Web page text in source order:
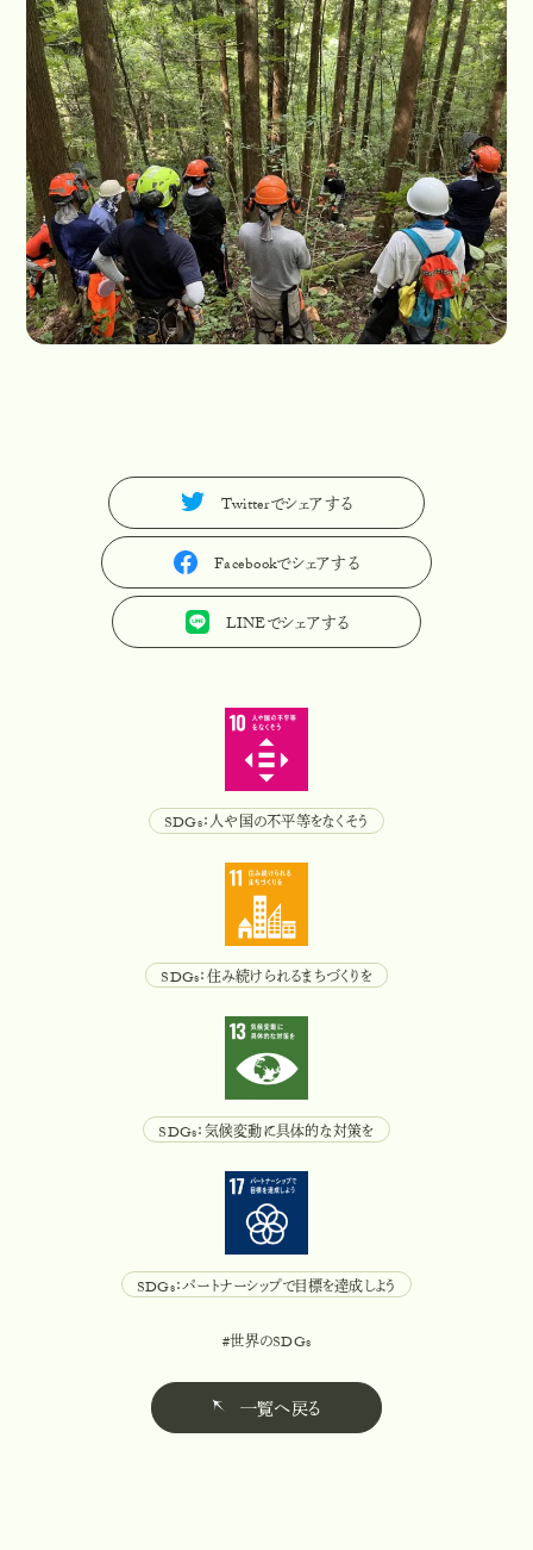
Twitterでシェアする
Twitterでシェアする
Facebookでシェアする
Facebookでシェアする
LINEでシェアする
LINEでシェアする
SDGs：人や国の不平等をなくそう
SDGs：人や国の不平等をなくそう
SDGs：住み続けられるまちづくりを
SDGs：住み続けられるまちづくりを
SDGs：気候変動に具体的な対策を
SDGs：気候変動に具体的な対策を
SDGs：パートナーシップで目標を達成しよう
SDGs：パートナーシップで目標を達成しよう
#世界のSDGs
#世界のSDGs
一覧へ戻る
一覧へ戻る